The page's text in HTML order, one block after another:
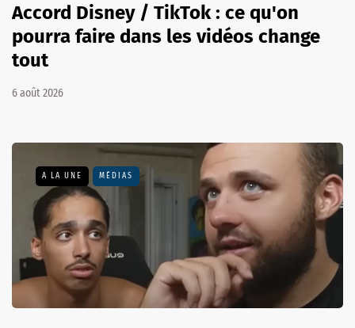
Accord Disney / TikTok : ce qu'on
pourra faire dans les vidéos change
tout
6 août 2026
A LA UNE MÉDIAS